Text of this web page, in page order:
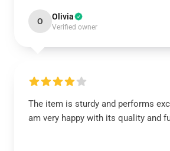
O Olivia
Verified owner
The item is sturdy and performs
am very happy with its quality and